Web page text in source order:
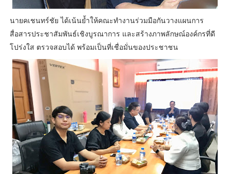
นายคเชนทร์ชัย ได้เน้นย้ำให้คณะทำงานร่วมมือกันวางแผนการ
สื่อสารประชาสัมพันธ์เชิงบูรณาการ และสร้างภาพลักษณ์องค์กรที่ดี
โปร่งใส ตรวจสอบได้ พร้อมเป็นที่เชื่อมั่นของประชาชน